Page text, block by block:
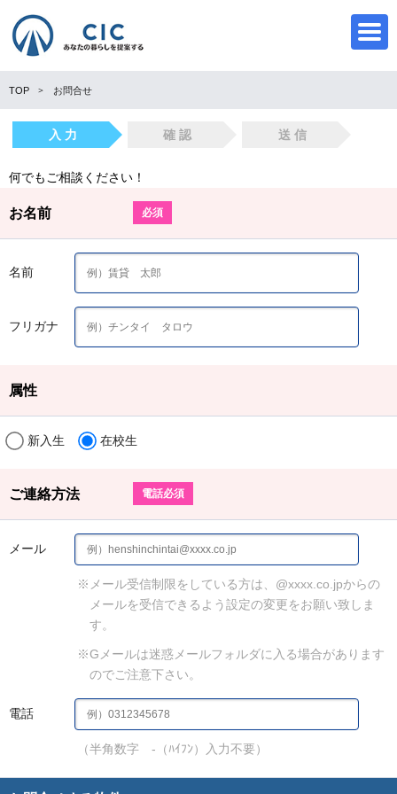
CIC
TOP お問合せ
入 力 確 認 送 信
何でもご相談ください！
お名前 必須
名前
フリガナ
属性
新入生 在校生
ご連絡方法 電話必須
メール
※メール受信制限をしている方は、@xxxx.co.jpからの
メールを受信できるよう設定の変更をお願い致しま
す。
※Gメールは迷惑メールフォルダに入る場合があります
のでご注意下さい。
電話
（半角数字 -（ﾊｲﾌﾝ）入力不要）